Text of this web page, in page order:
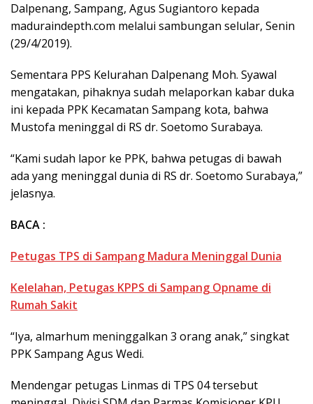
Dalpenang, Sampang, Agus Sugiantoro kepada
maduraindepth.com melalui sambungan selular, Senin
(29/4/2019).
Sementara PPS Kelurahan Dalpenang Moh. Syawal
mengatakan, pihaknya sudah melaporkan kabar duka
ini kepada PPK Kecamatan Sampang kota, bahwa
Mustofa meninggal di RS dr. Soetomo Surabaya.
“Kami sudah lapor ke PPK, bahwa petugas di bawah
ada yang meninggal dunia di RS dr. Soetomo Surabaya,”
jelasnya.
BACA :
Petugas TPS di Sampang Madura Meninggal Dunia
Kelelahan, Petugas KPPS di Sampang Opname di
Rumah Sakit
“Iya, almarhum meninggalkan 3 orang anak,” singkat
PPK Sampang Agus Wedi.
Mendengar petugas Linmas di TPS 04 tersebut